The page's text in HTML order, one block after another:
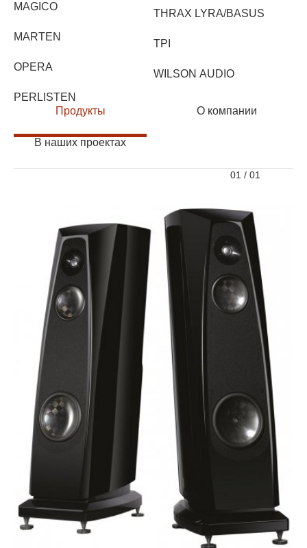
MAGICO
MARTEN
OPERA
PERLISTEN
THRAX LYRA/BASUS
TPI
WILSON AUDIO
Продукты О компании
В наших проектах
01 / 01